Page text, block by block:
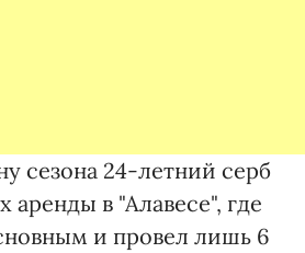
сезона 24-летний серб
аренды в "Алавесе", где
и провел лишь 6